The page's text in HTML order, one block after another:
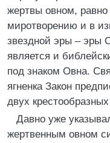
жертвы овном,
миротворению и в
звездной эры – эры
является и
под знаком Овна.
ягненка Закон
двух
Давно уже
жертвенным овном